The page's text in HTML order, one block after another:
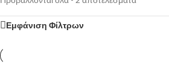
Εμφάνιση Φίλτρων